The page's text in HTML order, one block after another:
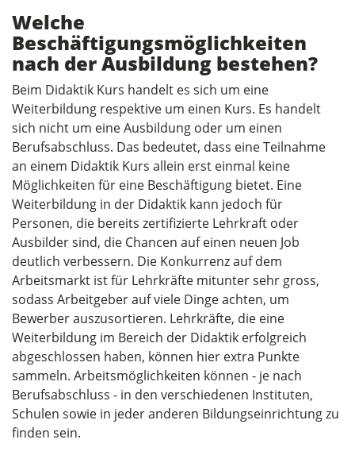
Welche
Beschäftigungsmöglichkeiten
nach der Ausbildung bestehen?
Beim Didaktik Kurs handelt es sich um eine
Weiterbildung respektive um einen Kurs. Es handelt
sich nicht um eine Ausbildung oder um einen
Berufsabschluss. Das bedeutet, dass eine Teilnahme
an einem Didaktik Kurs allein erst einmal keine
Möglichkeiten für eine Beschäftigung bietet. Eine
Weiterbildung in der Didaktik kann jedoch für
Personen, die bereits zertifizierte Lehrkraft oder
Ausbilder sind, die Chancen auf einen neuen Job
deutlich verbessern. Die Konkurrenz auf dem
Arbeitsmarkt ist für Lehrkräfte mitunter sehr gross,
sodass Arbeitgeber auf viele Dinge achten, um
Bewerber auszusortieren. Lehrkräfte, die eine
Weiterbildung im Bereich der Didaktik erfolgreich
abgeschlossen haben, können hier extra Punkte
sammeln. Arbeitsmöglichkeiten können - je nach
Berufsabschluss - in den verschiedenen Instituten,
Schulen sowie in jeder anderen Bildungseinrichtung zu
finden sein.